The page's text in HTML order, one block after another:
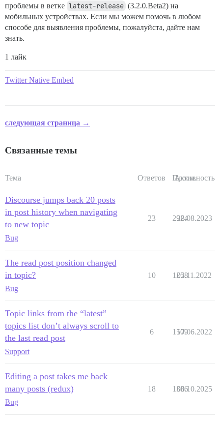
проблемы в ветке latest-release (3.2.0.Beta2) на
мобильных устройствах. Если мы можем помочь в любом
способе для выявления проблемы, пожалуйста, дайте нам
знать.
1 лайк
Twitter Native Embed
следующая страница →
Связанные темы
Тема Ответов Просм.
Активность
Discourse jumps back 20 posts
in post history when navigating
to new topic
Bug
23 2924
28.08.2023
The read post position changed
in topic?
Bug
10 1258
02.11.2022
Topic links from the “latest”
topics list don’t always scroll to
the last read post
Support
6 1509
17.06.2022
Editing a post takes me back
many posts (redux)
Bug
18 1386
08.10.2025